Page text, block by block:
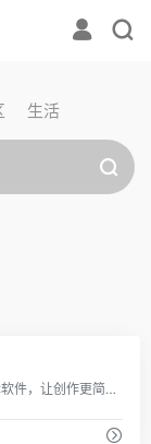
生活
剪映专业版是一款全能易用的桌面端剪辑软件，让创作更简单。剪映官网为您提供剪映专业版免费下载服务，专业版包括Windows端与Mac端，快来体验吧！